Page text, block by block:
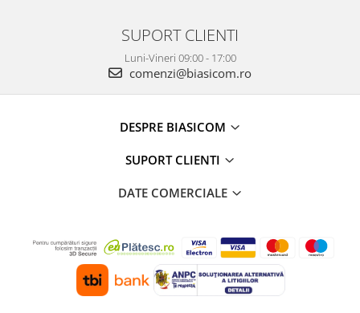
SUPORT CLIENTI
Luni-Vineri 09:00 - 17:00
comenzi@biasicom.ro
DESPRE BIASICOM
SUPORT CLIENTI
DATE COMERCIALE